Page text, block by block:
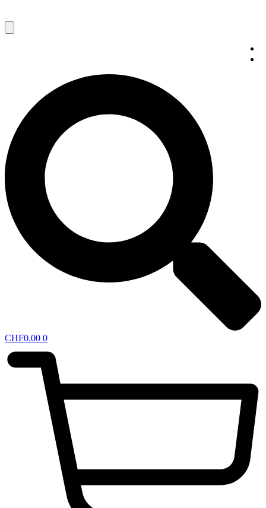
CHF0.00 0